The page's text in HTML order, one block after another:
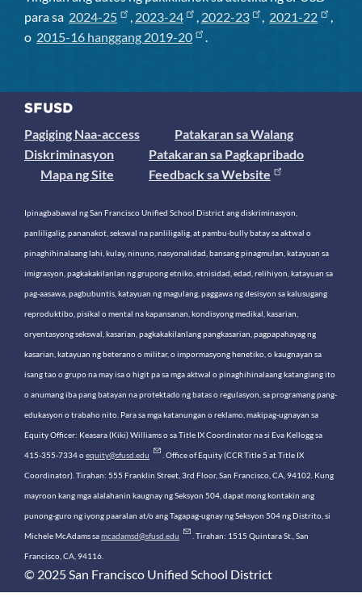
para sa 2024-25 , 2023-24 , 2022-23 , 2021-22
,
o 2015-16 hanggang 2019-20 .
Pagiging Naa-access
Patakaran sa Walang
Diskriminasyon
Patakaran sa Pagkapribado
Mapa ng Site
Feedback sa Website
Ipinagbabawal ng San Francisco Unified School District ang diskriminasyon,
panliligalig, pananakot, sekswal na panliligalig, at pambu-bully batay sa aktwal o
pinaghihinalaang lahi, kulay, ninuno, nasyonalidad, bansang pinagmulan, katayuan sa
imigrasyon, pagkakakilanlan ng grupong etniko, etnisidad, edad, relihiyon, katayuan sa
pag-aasawa, pagbubuntis, katayuan ng magulang, paggawa ng desisyon sa kalusugang
reproduktibo, pisikal o mental na kapansanan, kondisyong medikal, kasarian,
oryentasyong sekswal, kasarian, pagkakakilanlang pangkasarian, pagpapahayag ng
kasarian, katayuan ng beterano o militar, o impormasyong henetiko, o kaugnayan sa
isang tao o grupo na may isa o higit pa sa mga aktwal o pinaghihinalaang katangiang ito
o anumang iba pang batayan na protektado ng batas o regulasyon, sa programang pang-
edukasyon o trabaho nito. Para sa mga katanungan o reklamo, makipag-ugnayan sa
Equity Officer: Keasara (Kiki) Williams o sa Title IX Coordinator na si Eva Kellogg sa
415-355-7334 oequity@sfusd.edu . Office of Equity (CCR Title 5 at Title IX
Coordinator). Tirahan: 555 Franklin Street, 3rd Floor, San Francisco, CA, 94102. Kung
mayroon kang mga alalahanin kaugnay ng Seksyon 504, dapat mong kontakin ang
punong-guro ng iyong paaralan at/o ang Tagapag-ugnay ng Seksyon 504 ng Distrito, si
Michele McAdams samcadamsd@sfusd.edu . Tirahan: 1515 Quintara St., San
Francisco, CA, 94116.
© 2025 San Francisco Unified School District